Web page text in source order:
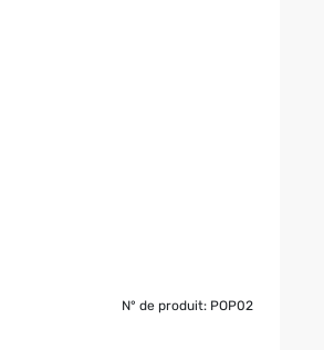
N° de produit: POP02